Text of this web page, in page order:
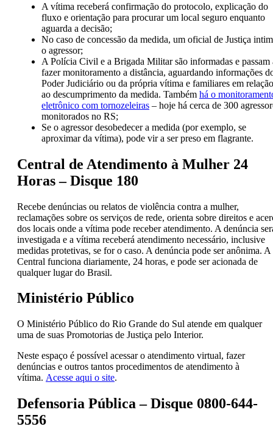
A vítima receberá confirmação do protocolo, explicação do
fluxo e orientação para procurar um local seguro enquanto
aguarda a decisão;
No caso de concessão da medida, um oficial de Justiça
o agressor;
A Polícia Civil e a Brigada Militar são informadas e passam
fazer monitoramento a distância, aguardando informações
Poder Judiciário ou da própria vítima e familiares em relação
ao descumprimento da medida. Também há o
eletrônico com tornozeleiras – hoje há cerca de 300
monitorados no RS;
Se o agressor desobedecer a medida (por exemplo, se
aproximar da vítima), pode vir a ser preso em flagrante.
Central de Atendimento à Mulher 24
Horas – Disque 180
Recebe denúncias ou relatos de violência contra a mulher,
reclamações sobre os serviços de rede, orienta sobre direitos e
dos locais onde a vítima pode receber atendimento. A denúncia
investigada e a vítima receberá atendimento necessário, inclusive
medidas protetivas, se for o caso. A denúncia pode ser anônima. A
Central funciona diariamente, 24 horas, e pode ser acionada de
qualquer lugar do Brasil.
Ministério Público
O Ministério Público do Rio Grande do Sul atende em qualquer
uma de suas Promotorias de Justiça pelo Interior.
Neste espaço é possível acessar o atendimento virtual, fazer
denúncias e outros tantos procedimentos de atendimento à
vítima. Acesse aqui o site.
Defensoria Pública – Disque 0800-644-
5556